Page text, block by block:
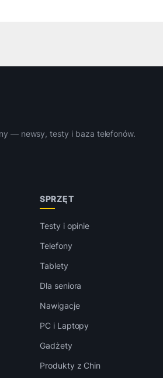
— newsy, testy i baza telefonów.
SPRZĘT
Testy i opinie
Telefony
Tablety
Dla seniora
Nawigacje
PC i Laptopy
Gadżety
Produkty z Chin